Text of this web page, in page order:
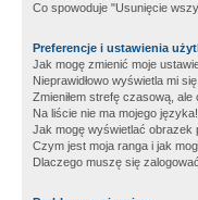
Co spowoduje "Usunięcie
Preferencje i ustawienia
Jak mogę zmienić moje
Nieprawidłowo wyświetla mi
Zmieniłem strefę czasową, ale
Na liście nie ma mojego języka!
Jak mogę wyświetlać obrazek
Czym jest moja ranga i jak
Dlaczego muszę się